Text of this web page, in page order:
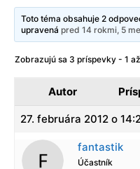
Toto téma obsahuje 2
upravenápred 14 rokmi, 5
Zobrazujú sa 3 príspevky - 1
Autor
27. februára 2012 o
fantastik
Účastník